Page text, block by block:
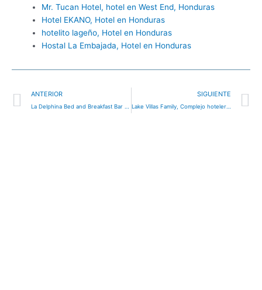
Mr. Tucan Hotel, hotel en West End, Honduras
Hotel EKANO, Hotel en Honduras
hotelito lageño, Hotel en Honduras
Hostal La Embajada, Hotel en Honduras
Ant
ANTERIOR SIGUIENTE
Lake Villas Family, Complejo hotelero en Peña Blanca, Honduras